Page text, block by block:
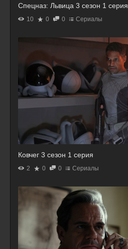
Спецназ: Львица 3 сезон 1 серия
10 0 0 Сериалы
Ковчег 3 сезон 1 серия
2 0 0 Сериалы